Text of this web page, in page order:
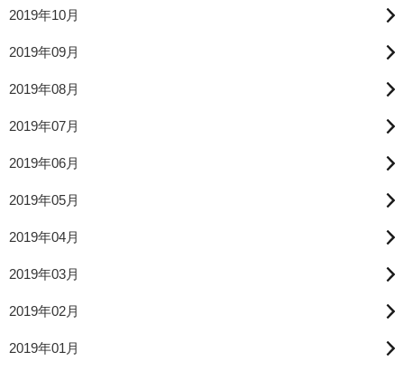
2019年10月
2019年09月
2019年08月
2019年07月
2019年06月
2019年05月
2019年04月
2019年03月
2019年02月
2019年01月